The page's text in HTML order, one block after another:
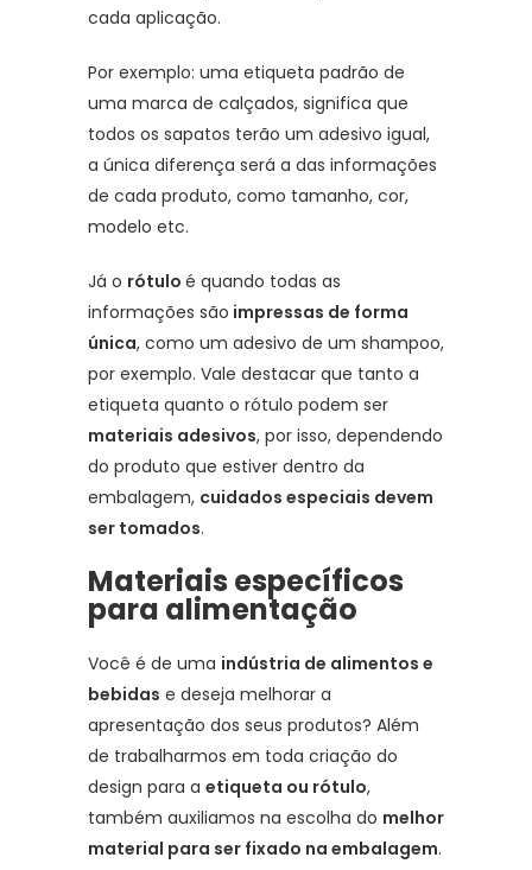
cada aplicação.
Por exemplo: uma etiqueta padrão de
uma marca de calçados, significa que
todos os sapatos terão um adesivo igual,
a única diferença será a das informações
de cada produto, como tamanho, cor,
modelo etc.
Já o rótulo é quando todas as
informações são impressas de forma
única, como um adesivo de um shampoo,
por exemplo. Vale destacar que tanto a
etiqueta quanto o rótulo podem ser
materiais adesivos, por isso, dependendo
do produto que estiver dentro da
embalagem, cuidados especiais devem
ser tomados.
Materiais específicos
para alimentação
Você é de uma indústria de alimentos e
bebidas e deseja melhorar a
apresentação dos seus produtos? Além
de trabalharmos em toda criação do
design para a etiqueta ou rótulo,
também auxiliamos na escolha do melhor
material para ser fixado na embalagem.